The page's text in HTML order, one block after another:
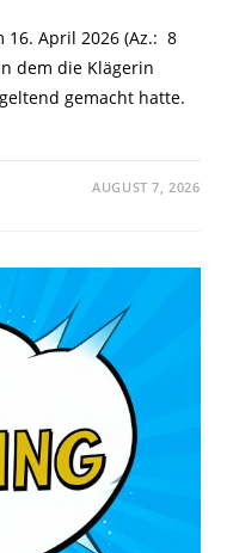
16. April 2026 (Az.: 8
dem die Klägerin
gemacht hatte.
AUGUST 7, 2026